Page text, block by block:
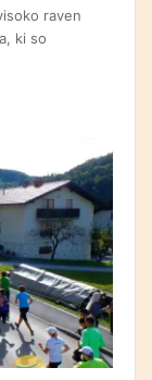
raven
ki so